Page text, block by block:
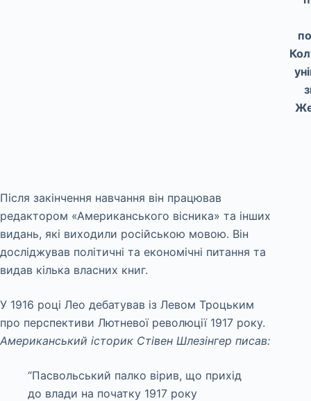
Після закінчення навчання він працював
редактором «Американського вісника» та інших
видань, які виходили російською мовою. Він
досліджував політичні та економічні питання та
видав кілька власних книг.
У 1916 році Лео дебатував із Левом Троцьким
про перспективи Лютневої революції 1917 року.
Американський історик Стівен Шлезінгер писав:
“Пасвольський палко вірив, що прихід
до влади на початку 1917 року